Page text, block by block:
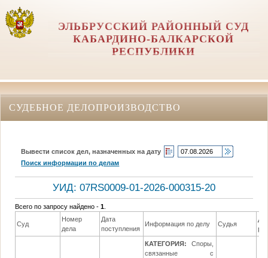
ЭЛЬБРУССКИЙ РАЙОННЫЙ СУД
КАБАРДИНО-БАЛКАРСКОЙ
РЕСПУБЛИКИ
СУДЕБНОЕ ДЕЛОПРОИЗВОДСТВО
Вывести список дел, назначенных на дату
Поиск информации по делам
УИД: 07RS0009-01-2026-000315-20
Всего по запросу найдено -1
Суд
Номер
дела
Дата
поступления
Информация по делу Судья
КАТЕГОРИЯ:
Споры,
связанные с